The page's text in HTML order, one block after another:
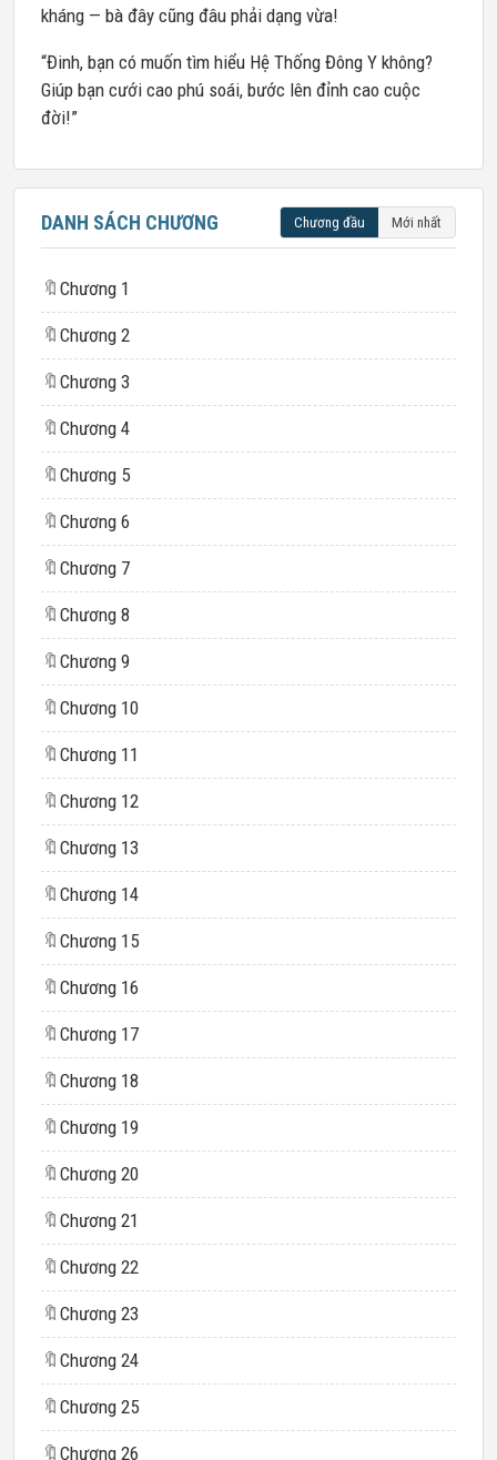
kháng — bà đây cũng đâu phải dạng vừa!
“Đinh, bạn có muốn tìm hiểu Hệ Thống Đông Y không?
Giúp bạn cưới cao phú soái, bước lên đỉnh cao cuộc
đời!”
DANH SÁCH CHƯƠNG Chương đầu Mới nhất
🔖 Chương 1
🔖 Chương 2
🔖 Chương 3
🔖 Chương 4
🔖 Chương 5
🔖 Chương 6
🔖 Chương 7
🔖 Chương 8
🔖 Chương 9
🔖 Chương 10
🔖 Chương 11
🔖 Chương 12
🔖 Chương 13
🔖 Chương 14
🔖 Chương 15
🔖 Chương 16
🔖 Chương 17
🔖 Chương 18
🔖 Chương 19
🔖 Chương 20
🔖 Chương 21
🔖 Chương 22
🔖 Chương 23
🔖 Chương 24
🔖 Chương 25
🔖 Chương 26